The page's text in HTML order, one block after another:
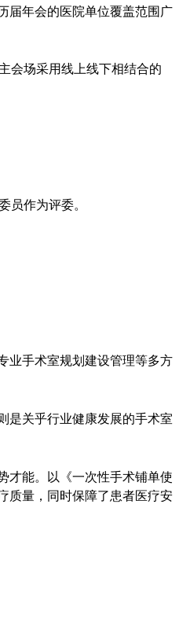
届年会的医院单位覆盖范围广
会场采用线上线下相结合的
作为评委。
业手术室规划建设管理等多方
是关乎行业健康发展的手术室
才能。以《一次性手术铺单使
质量，同时保障了患者医疗安